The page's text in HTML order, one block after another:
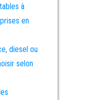
à
en
diesel ou
selon